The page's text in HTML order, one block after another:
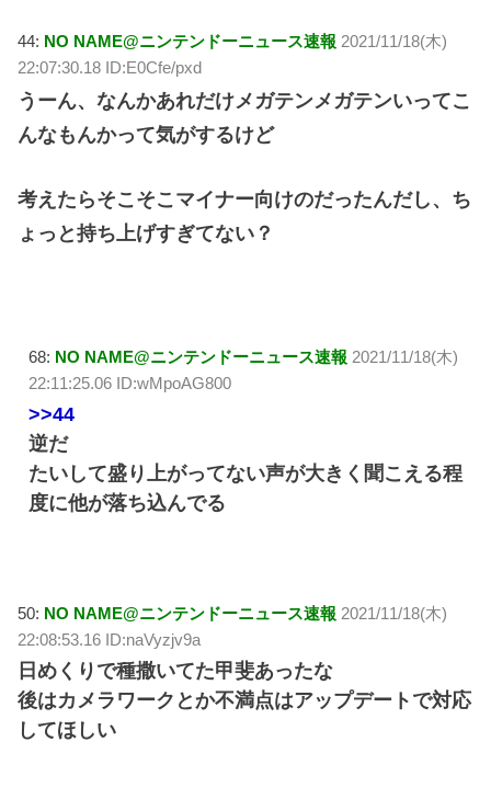
44: NO NAME@ニンテンドーニュース速報 2021/11/18(木)
22:07:30.18 ID:E0Cfe/pxd
うーん、なんかあれだけメガテンメガテンいってこ
んなもんかって気がするけど
考えたらそこそこマイナー向けのだったんだし、ち
ょっと持ち上げすぎてない？
68: NO NAME@ニンテンドーニュース速報 2021/11/18(木)
22:11:25.06 ID:wMpoAG800
>>44
逆だ
たいして盛り上がってない声が大きく聞こえる程
度に他が落ち込んでる
50: NO NAME@ニンテンドーニュース速報 2021/11/18(木)
22:08:53.16 ID:naVyzjv9a
日めくりで種撒いてた甲斐あったな
後はカメラワークとか不満点はアップデートで対応
してほしい